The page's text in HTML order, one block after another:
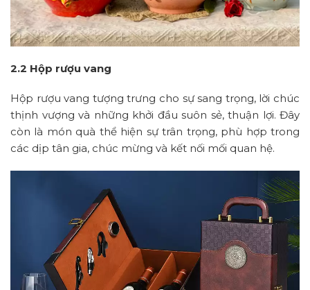
2.2 Hộp rượu vang
Hộp rượu vang tượng trưng cho sự sang trọng, lời chúc
thịnh vượng và những khởi đầu suôn sẻ, thuận lợi. Đây
còn là món quà thể hiện sự trân trọng, phù hợp trong
các dịp tân gia, chúc mừng và kết nối mối quan hệ.